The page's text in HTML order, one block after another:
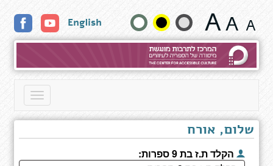
בתים
וגעגוע
שנה
גודל
טקסט
English
Toggle
שלום, אורח
הקלד ת.ז בת 9 ספרות: